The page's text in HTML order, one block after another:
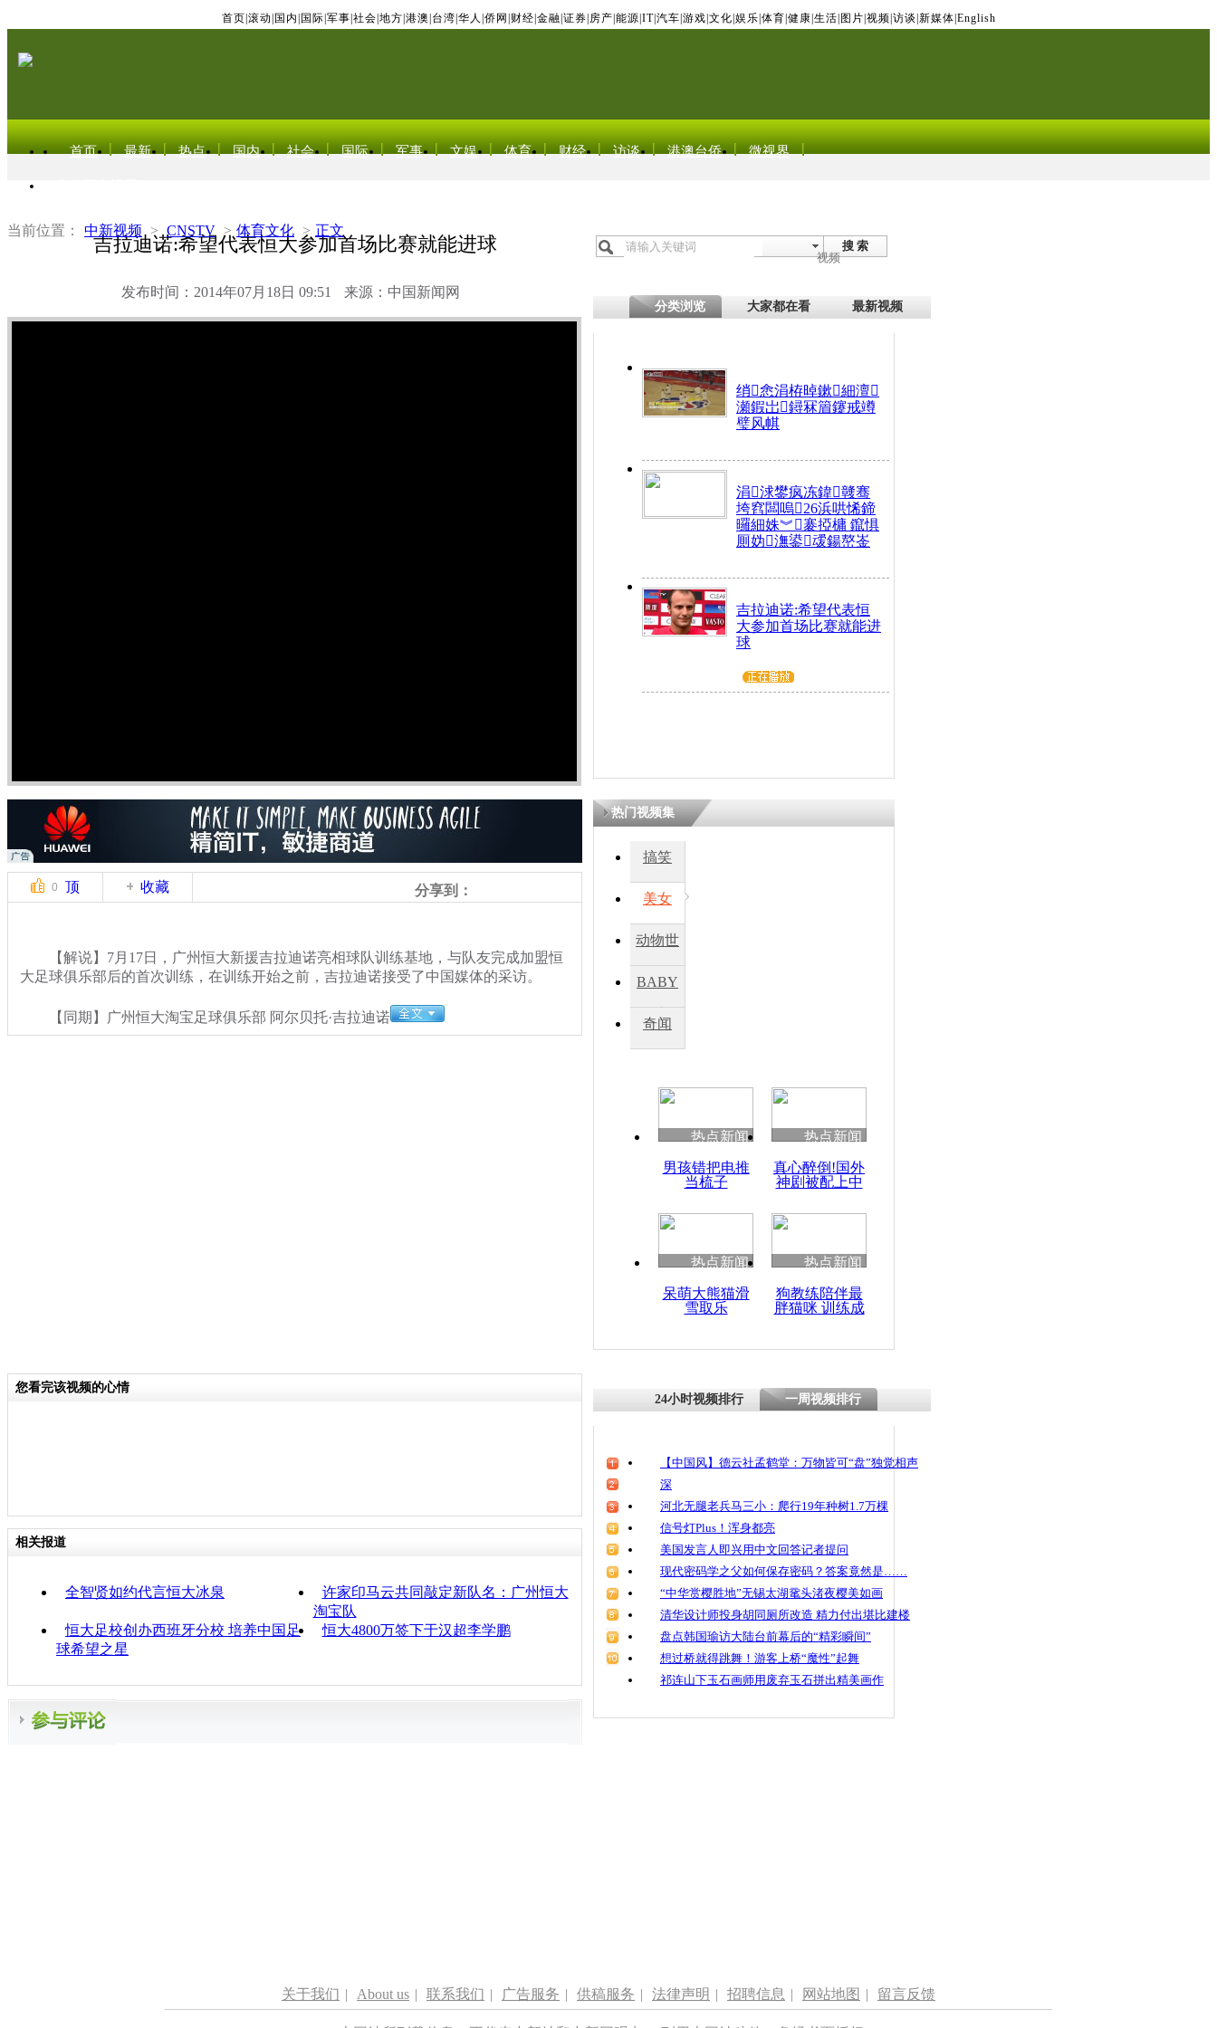
首页 滚动 国内 国际 军事 社会 地方 港澳 台湾 华人 侨网 财经 金融 证券 房产 能源 IT| 汽车 游戏 文化 娱乐 体育 健康 生活 图片 视频 访谈 新媒体 English
首页 最新 热点 国内 社会 国际 军事 文娱 体育 财经 访谈 港澳台侨 微视界
当前位置： 中新视频 > CNSTV > 体育文化 > 正文
吉拉迪诺:希望代表恒大参加首场比赛就能进球
发布时间：2014年07月18日 09:51 来源：中国新闻网
搜 索
视频
分类浏览 大家都在看 最新视频
绡悆涓栫晫鏉細澶
瀬鍜岀鐞冧篃鑳戒竴
璧风帺
涓浗鐢疯冻鍏竷骞
垮窞闆嗚26浜哄悕鍗
曪細姝︾褰掗槦 鑹惧
厠妫潕鍙叆鍚嶅崟
吉拉迪诺:希望代表恒
大参加首场比赛就能进
球
0 顶 收藏 分享到：
【解说】7月17日，广州恒大新援吉拉迪诺亮相球队训练基地，与队友完成加盟恒
大足球俱乐部后的首次训练，在训练开始之前，吉拉迪诺接受了中国媒体的采访。
【同期】广州恒大淘宝足球俱乐部 阿尔贝托·吉拉迪诺
热门视频集
搞笑
美女
动物世
BABY
秀
奇闻
热点新闻
男孩错把电推
当梳子
热点新闻
真心醉倒!国外
神剧被配上中
热点新闻
呆萌大熊猫滑
雪取乐
热点新闻
狗教练陪伴最
胖猫咪 训练成
您看完该视频的心情
相关报道
全智贤如约代言恒大冰泉
许家印马云共同敲定新队名：广州恒大
淘宝队
恒大足校创办西班牙分校 培养中国足
球希望之星
恒大4800万签下于汉超李学鹏
24小时视频排行 一周视频排行
【中国风】德云社孟鹤堂：万物皆可“盘”独觉相声
深
河北无腿老兵马三小：爬行19年种树1.7万棵
信号灯Plus！浑身都亮
美国发言人即兴用中文回答记者提问
现代密码学之父如何保存密码？答案竟然是……
“中华赏樱胜地”无锡太湖鼋头渚夜樱美如画
清华设计师投身胡同厕所改造 精力付出堪比建楼
盘点韩国瑜访大陆台前幕后的“精彩瞬间”
想过桥就得跳舞！游客上桥“魔性”起舞
祁连山下玉石画师用废弃玉石拼出精美画作
关于我们 | About us | 联系我们 | 广告服务 | 供稿服务 | 法律声明 | 招聘信息 | 网站地图 | 留言反馈